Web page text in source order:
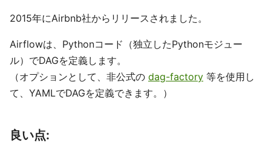
2015年にAirbnb社からリリースされました。
Airflowは、Pythonコード（独立したPythonモジュー
ル）でDAGを定義します。
（オプションとして、非公式の dag-factory 等を使用し
て、YAMLでDAGを定義できます。）
良い点: